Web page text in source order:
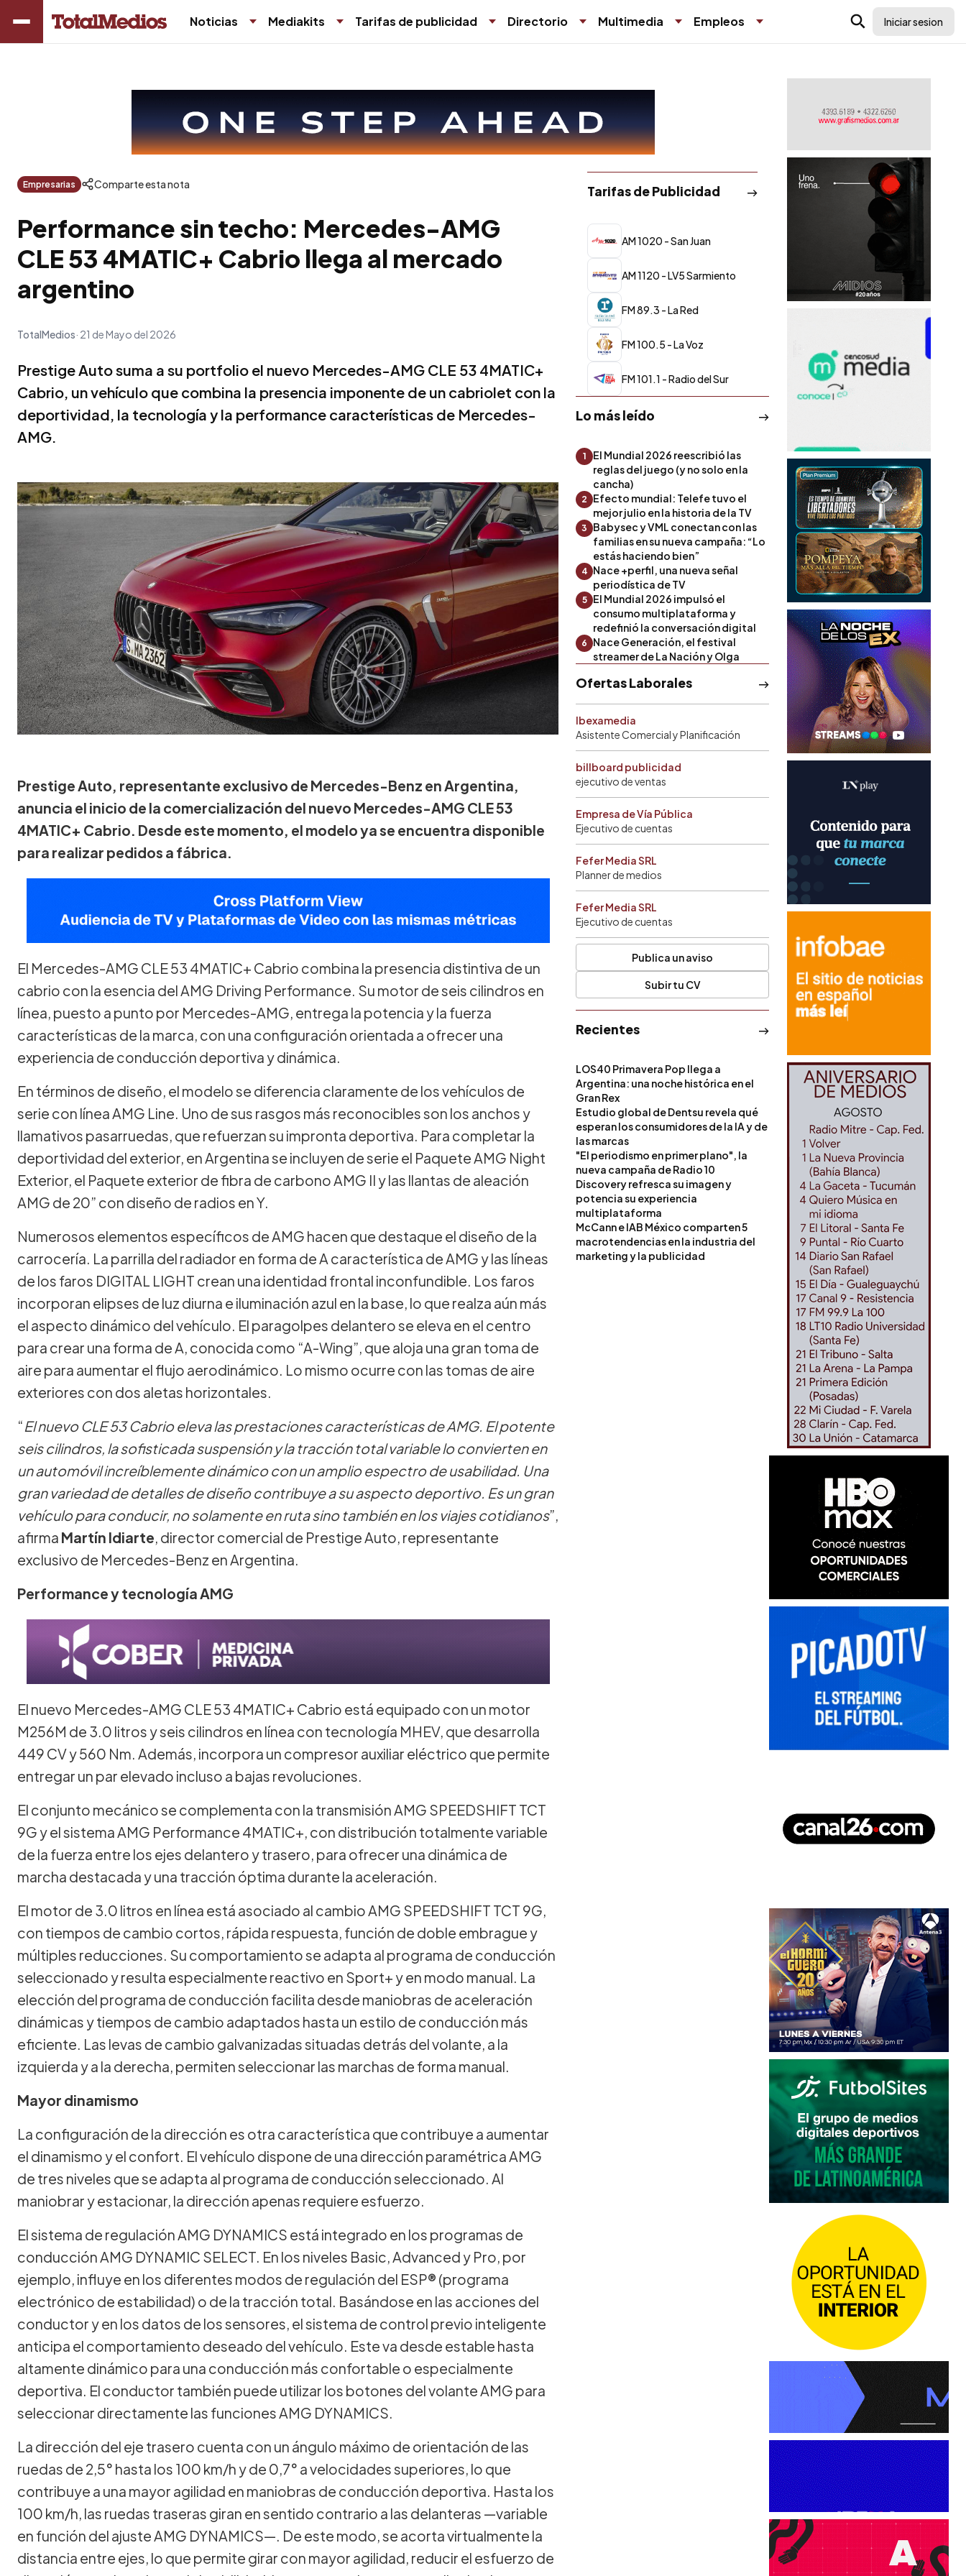
Noticias Mediakits Tarifas de publicidad Directorio Multimedia Empleos Iniciar sesion
Empresarias Comparte esta nota
Performance sin techo: Mercedes-AMG
CLE 53 4MATIC+ Cabrio llega al mercado
argentino
TotalMedios 21 de Mayo del 2026
Prestige Auto suma a su portfolio el nuevo Mercedes-AMG CLE 53 4MATIC+
Cabrio, un vehículo que combina la presencia imponente de un cabriolet con la
deportividad, la tecnología y la performance características de Mercedes-
AMG.
Prestige Auto, representante exclusivo de Mercedes-Benz en Argentina,
anuncia el inicio de la comercialización del nuevo Mercedes-AMG CLE 53
4MATIC+ Cabrio. Desde este momento, el modelo ya se encuentra disponible
para realizar pedidos a fábrica.
El Mercedes-AMG CLE 53 4MATIC+ Cabrio combina la presencia distintiva de un
cabrio con la esencia del AMG Driving Performance. Su motor de seis cilindros en
línea, puesto a punto por Mercedes-AMG, entrega la potencia y la fuerza
características de la marca, con una configuración orientada a ofrecer una
experiencia de conducción deportiva y dinámica.
En términos de diseño, el modelo se diferencia claramente de los vehículos de
serie con línea AMG Line. Uno de sus rasgos más reconocibles son los anchos y
llamativos pasarruedas, que refuerzan su impronta deportiva. Para completar la
deportividad del exterior, en Argentina se incluyen de serie el Paquete AMG Night
Exterior, el Paquete exterior de fibra de carbono AMG II y las llantas de aleación
AMG de 20” con diseño de radios en Y.
Numerosos elementos específicos de AMG hacen que destaque el diseño de la
carrocería. La parrilla del radiador en forma de A característica de AMG y las líneas
de los faros DIGITAL LIGHT crean una identidad frontal inconfundible. Los faros
incorporan elipses de luz diurna e iluminación azul en la base, lo que realza aún más
el aspecto dinámico del vehículo. El paragolpes delantero se eleva en el centro
para crear una forma de A, conocida como “A-Wing”, que aloja una gran toma de
aire para aumentar el flujo aerodinámico. Lo mismo ocurre con las tomas de aire
exteriores con dos aletas horizontales.
“El nuevo CLE 53 Cabrio eleva las prestaciones características de AMG. El potente
seis cilindros, la sofisticada suspensión y la tracción total variable lo convierten en
un automóvil increíblemente dinámico con un amplio espectro de usabilidad. Una
gran variedad de detalles de diseño contribuye a su aspecto deportivo. Es un gran
vehículo para conducir, no solamente en ruta sino también en los viajes cotidianos”,
afirma Martín Idiarte, director comercial de Prestige Auto, representante
exclusivo de Mercedes-Benz en Argentina.
Performance y tecnología AMG
El nuevo Mercedes-AMG CLE 53 4MATIC+ Cabrio está equipado con un motor
M256M de 3.0 litros y seis cilindros en línea con tecnología MHEV, que desarrolla
449 CV y 560 Nm. Además, incorpora un compresor auxiliar eléctrico que permite
entregar un par elevado incluso a bajas revoluciones.
El conjunto mecánico se complementa con la transmisión AMG SPEEDSHIFT TCT
9G y el sistema AMG Performance 4MATIC+, con distribución totalmente variable
de la fuerza entre los ejes delantero y trasero, para ofrecer una dinámica de
marcha destacada y una tracción óptima durante la aceleración.
El motor de 3.0 litros en línea está asociado al cambio AMG SPEEDSHIFT TCT 9G,
con tiempos de cambio cortos, rápida respuesta, función de doble embrague y
múltiples reducciones. Su comportamiento se adapta al programa de conducción
seleccionado y resulta especialmente reactivo en Sport+ y en modo manual. La
elección del programa de conducción facilita desde maniobras de aceleración
dinámicas y tiempos de cambio adaptados hasta un estilo de conducción más
eficiente. Las levas de cambio galvanizadas situadas detrás del volante, a la
izquierda y a la derecha, permiten seleccionar las marchas de forma manual.
Mayor dinamismo
La configuración de la dirección es otra característica que contribuye a aumentar
el dinamismo y el confort. El vehículo dispone de una dirección paramétrica AMG
de tres niveles que se adapta al programa de conducción seleccionado. Al
maniobrar y estacionar, la dirección apenas requiere esfuerzo.
El sistema de regulación AMG DYNAMICS está integrado en los programas de
conducción AMG DYNAMIC SELECT. En los niveles Basic, Advanced y Pro, por
ejemplo, influye en los diferentes modos de regulación del ESP® (programa
electrónico de estabilidad) o de la tracción total. Basándose en las acciones del
conductor y en los datos de los sensores, el sistema de control previo inteligente
anticipa el comportamiento deseado del vehículo. Este va desde estable hasta
altamente dinámico para una conducción más confortable o especialmente
deportiva. El conductor también puede utilizar los botones del volante AMG para
seleccionar directamente las funciones AMG DYNAMICS.
La dirección del eje trasero cuenta con un ángulo máximo de orientación de las
ruedas de 2,5° hasta los 100 km/h y de 0,7° a velocidades superiores, lo que
contribuye a una mayor agilidad en maniobras de conducción deportiva. Hasta los
100 km/h, las ruedas traseras giran en sentido contrario a las delanteras —variable
en función del ajuste AMG DYNAMICS—. De este modo, se acorta virtualmente la
distancia entre ejes, lo que permite girar con mayor agilidad, reducir el esfuerzo de
Tarifas de Publicidad
AM 1020 - San Juan
AM 1120 - LV5 Sarmiento
FM 89.3 - La Red
FM 100.5 - La Voz
FM 101.1 - Radio del Sur
Lo más leído
1
El Mundial 2026 reescribió las
reglas del juego (y no solo en la
cancha)
2
Efecto mundial: Telefe tuvo el
mejor julio en la historia de la TV
3
Babysec y VML conectan con las
familias en su nueva campaña: “Lo
estás haciendo bien”
4 Nace +perfil, una nueva señal
periodística de TV
5
El Mundial 2026 impulsó el
consumo multiplataforma y
redefinió la conversación digital
6
Nace Generación, el festival
streamer de La Nación y Olga
Ofertas Laborales
Ibexamedia
Asistente Comercial y Planificación
billboard publicidad
ejecutivo de ventas
Empresa de Vía Pública
Ejecutivo de cuentas
Fefer Media SRL
Planner de medios
Fefer Media SRL
Ejecutivo de cuentas
Publica un aviso
Subir tu CV
Recientes
LOS40 Primavera Pop llega a
Argentina: una noche histórica en el
Gran Rex
Estudio global de Dentsu revela qué
esperan los consumidores de la IA y de
las marcas
"El periodismo en primer plano", la
nueva campaña de Radio 10
Discovery refresca su imagen y
potencia su experiencia
multiplataforma
McCann e IAB México comparten 5
macrotendencias en la industria del
marketing y la publicidad